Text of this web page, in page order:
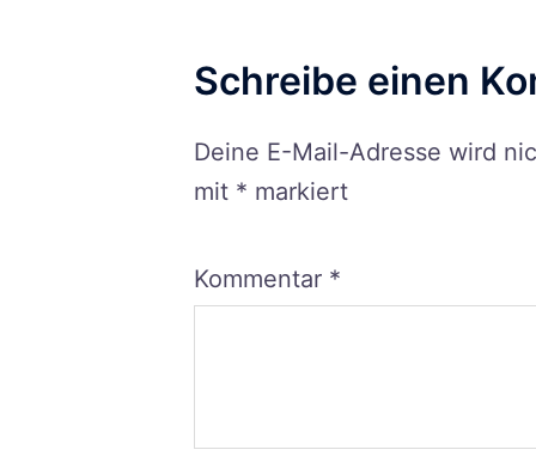
Schreibe einen
Deine E-Mail-Adresse wird
mit * markiert
Kommentar *